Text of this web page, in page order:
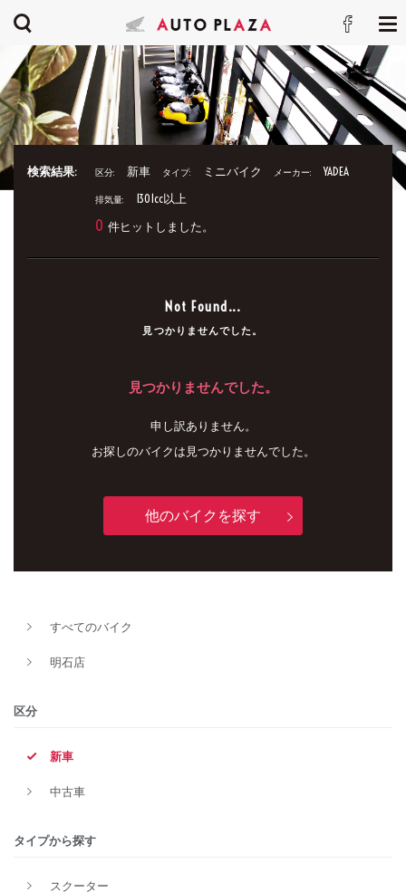
検索結果: 区分: 新車 タイプ: ミニバイク メーカー: YADEA
排気量: 1301cc以上
0 件ヒットしました。
Not Found...
見つかりませんでした。
見つかりませんでした。
申し訳ありません。
お探しのバイクは見つかりませんでした。
他のバイクを探す
すべてのバイク
明石店
区分
新車
中古車
タイプから探す
スクーター
新車
タイプ